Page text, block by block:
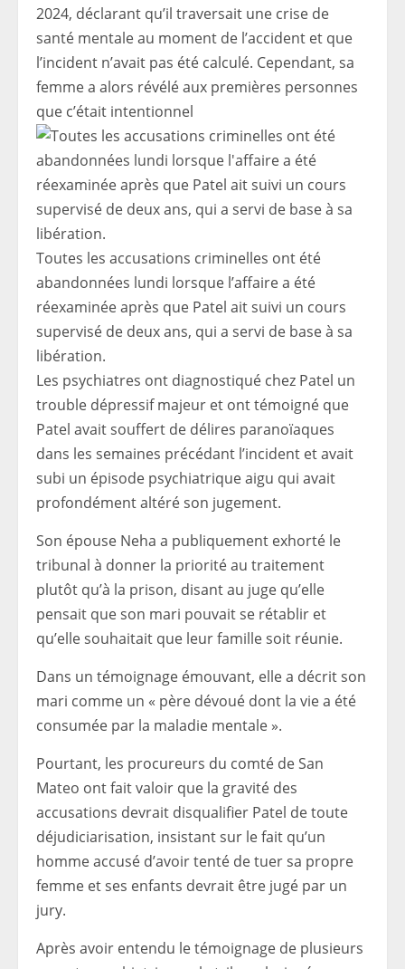
2024, déclarant qu’il traversait une crise de
santé mentale au moment de l’accident et que
l’incident n’avait pas été calculé. Cependant, sa
femme a alors révélé aux premières personnes
que c’était intentionnel
Toutes les accusations criminelles ont été
abandonnées lundi lorsque l’affaire a été
réexaminée après que Patel ait suivi un cours
supervisé de deux ans, qui a servi de base à sa
libération.
Les psychiatres ont diagnostiqué chez Patel un
trouble dépressif majeur et ont témoigné que
Patel avait souffert de délires paranoïaques
dans les semaines précédant l’incident et avait
subi un épisode psychiatrique aigu qui avait
profondément altéré son jugement.
Son épouse Neha a publiquement exhorté le
tribunal à donner la priorité au traitement
plutôt qu’à la prison, disant au juge qu’elle
pensait que son mari pouvait se rétablir et
qu’elle souhaitait que leur famille soit réunie.
Dans un témoignage émouvant, elle a décrit son
mari comme un « père dévoué dont la vie a été
consumée par la maladie mentale ».
Pourtant, les procureurs du comté de San
Mateo ont fait valoir que la gravité des
accusations devrait disqualifier Patel de toute
déjudiciarisation, insistant sur le fait qu’un
homme accusé d’avoir tenté de tuer sa propre
femme et ses enfants devrait être jugé par un
jury.
Après avoir entendu le témoignage de plusieurs